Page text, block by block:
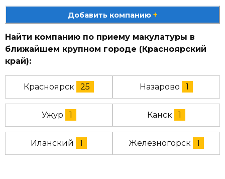
Добавить компанию +
Найти компанию по приему макулатуры в
ближайшем крупном городе (Красноярский
край):
Красноярск 25 Назарово 1
Ужур 1 Канск 1
Иланский 1 Железногорск 1